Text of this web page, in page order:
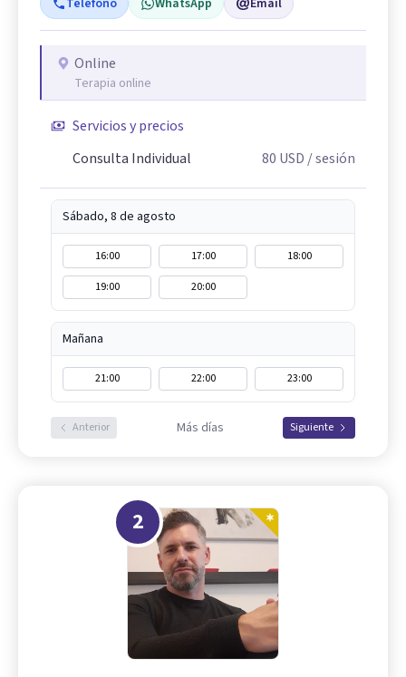
Teléfono WhatsApp Email
Online
Terapia online
Servicios y precios
Consulta Individual
80 USD / sesión
Sábado, 8 de agosto
16:00 17:00
18:00
19:00
20:00
Mañana
21:00 22:00 23:00
Anterior Más días Siguiente
2